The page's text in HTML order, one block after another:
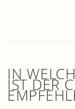
IN
IST DER